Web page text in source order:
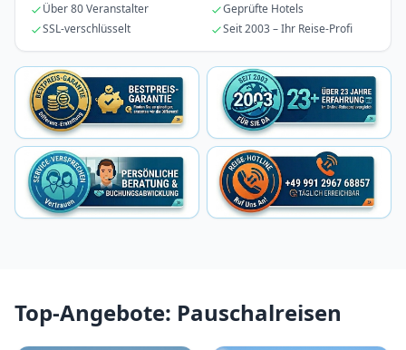
Über 80 Veranstalter
Geprüfte Hotels
SSL-verschlüsselt
Seit 2003 – Ihr Reise-Profi
Top-Angebote: Pauschalreisen